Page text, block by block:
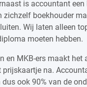
is accountant een
zichzelf boekhouder
Wij laten alleen
moeten hebben.
en MKB-ers maakt
na.
ook 90% van de